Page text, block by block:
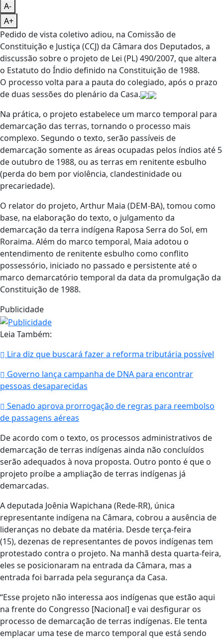
A-
A+
Pedido de vista coletivo adiou, na Comissão de
Constituição e Justiça (CCJ) da Câmara dos Deputados, a
discussão sobre o projeto de Lei (PL) 490/2007, que altera
o Estatuto do Índio definido na Constituição de 1988.
O processo volta para a pauta do colegiado, após o prazo
de duas sessões do plenário da Casa.
Na prática, o projeto estabelece um marco temporal para
demarcação das terras, tornando o processo mais
complexo. Segundo o texto, serão passíveis de
demarcação somente as áreas ocupadas pelos índios até 5
de outubro de 1988, ou as terras em renitente esbulho
(perda do bem por violência, clandestinidade ou
precariedade).
O relator do projeto, Arthur Maia (DEM-BA), tomou como
base, na elaboração do texto, o julgamento da
demarcação da terra indígena Raposa Serra do Sol, em
Roraima. Além do marco temporal, Maia adotou o
entendimento de renitente esbulho como conflito
possessório, iniciado no passado e persistente até o
marco demarcatório temporal da data da promulgação da
Constituição de 1988.
Publicidade
Leia Também:
Lira diz que buscará fazer a reforma tributária possível
Governo lança campanha de DNA para encontrar
pessoas desaparecidas
Senado aprova prorrogação de regras para reembolso
de passagens aéreas
De acordo com o texto, os processos administrativos de
demarcação de terras indígenas ainda não concluídos
serão adequados à nova proposta. Outro ponto é que o
projeto proíbe a ampliação de terras indígenas já
demarcadas.
A deputada Joênia Wapichana (Rede-RR), única
representante indígena na Câmara, cobrou a ausência de
lideranças no debate da matéria. Desde terça-feira
(15), dezenas de representantes de povos indígenas tem
protestado contra o projeto. Na manhã desta quarta-feira,
eles se posicionaram na entrada da Câmara, mas a
entrada foi barrada pela segurança da Casa.
“Esse projeto não interessa aos indígenas que estão aqui
na frente do Congresso [Nacional] e vai desfigurar os
processo de demarcação de terras indígenas. Ele tenta
emplacar uma tese de marco temporal que está sendo